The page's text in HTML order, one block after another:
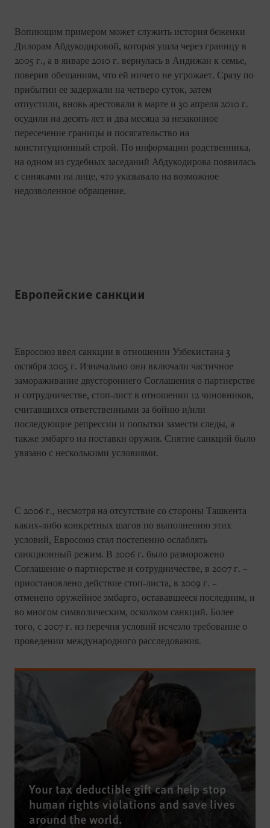
Вопиющим примером может служить история беженки
Дилорам Абдукодировой, которая ушла через границу в
2005 г., а в январе 2010 г. вернулась в Андижан к семье,
поверив обещаниям, что ей ничего не угрожает. Сразу по
прибытии ее задержали на четверо суток, затем
отпустили, вновь арестовали в марте и 30 апреля 2010 г.
осудили на десять лет и два месяца за незаконное
пересечение границы и посягательство на
конституционный строй. По информации родственника,
на одном из судебных заседаний Абдукодирова появилась
с синяками на лице, что указывало на возможное
недозволенное обращение.
Европейские санкции
Евросоюз ввел санкции в отношении Узбекистана 3
октября 2005 г. Изначально они включали частичное
замораживание двустороннего Соглашения о партнерстве
и сотрудничестве, стоп-лист в отношении 12 чиновников,
считавшихся ответственными за бойню и/или
последующие репрессии и попытки замести следы, а
также эмбарго на поставки оружия. Снятие санкций было
увязано с несколькими условиями.
С 2006 г., несмотря на отсутствие со стороны Ташкента
каких-либо конкретных шагов по выполнению этих
условий, Евросоюз стал постепенно ослаблять
санкционный режим. В 2006 г. было разморожено
Соглашение о партнерстве и сотрудничестве, в 2007 г. –
приостановлено действие стоп-листа, в 2009 г. –
отменено оружейное эмбарго, остававшееся последним, и
во многом символическим, осколком санкций. Более
того, с 2007 г. из перечня условий исчезло требование о
проведении международного расследования.
Your tax deductible gift can help stop
human rights violations and save lives
around the world.